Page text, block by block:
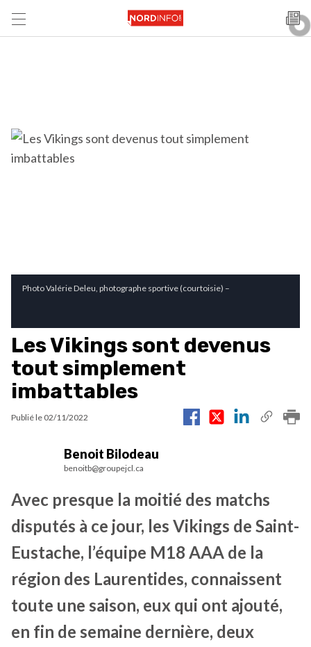
Photo Valérie Deleu, photographe sportive (courtoisie) –
Les Vikings sont devenus
tout simplement
imbattables
Publié le 02/11/2022
Benoit Bilodeau
benoitb@groupejcl.ca
Avec presque la moitié des matchs
disputés à ce jour, les Vikings de Saint-
Eustache, l’équipe M18 AAA de la
région des Laurentides, connaissent
toute une saison, eux qui ont ajouté,
en fin de semaine dernière, deux